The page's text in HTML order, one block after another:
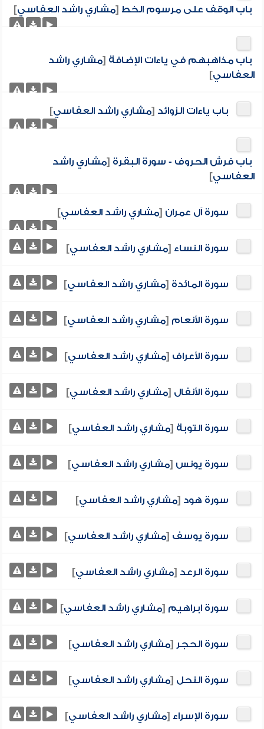
باب الوقف على مرسوم الخط [مشاري راشد العفاسي]
باب مذاهبهم في ياءات الإضافة [مشاري راشد
العفاسي]
باب ياءات الزوائد [مشاري راشد العفاسي]
باب فرش الحروف - سورة البقرة [مشاري راشد
العفاسي]
سورة آل عمران [مشاري راشد العفاسي]
سورة النساء [مشاري راشد العفاسي]
سورة المائدة [مشاري راشد العفاسي]
سورة الأنعام [مشاري راشد العفاسي]
سورة الأعراف [مشاري راشد العفاسي]
سورة الأنفال [مشاري راشد العفاسي]
سورة التوبة [مشاري راشد العفاسي]
سورة يونس [مشاري راشد العفاسي]
سورة هود [مشاري راشد العفاسي]
سورة يوسف [مشاري راشد العفاسي]
سورة الرعد [مشاري راشد العفاسي]
سورة ابراهيم [مشاري راشد العفاسي]
سورة الحجر [مشاري راشد العفاسي]
سورة النحل [مشاري راشد العفاسي]
سورة الإسراء [مشاري راشد العفاسي]